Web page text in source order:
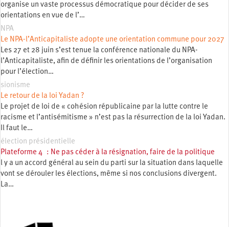
organise un vaste processus démocratique pour décider de ses
orientations en vue de l’…
NPA
Le NPA-l’Anticapitaliste adopte une orientation commune pour 2027
Les 27 et 28 juin s’est tenue la conférence nationale du NPA-
l’Anticapitaliste, afin de définir les orientations de l’organisation
pour l’élection…
sionisme
Le retour de la loi Yadan ?
Le projet de loi de « cohésion républicaine par la lutte contre le
racisme et l’antisémitisme » n’est pas la résurrection de la loi Yadan.
Il faut le…
élection présidentielle
Plateforme 4 : Ne pas céder à la résignation, faire de la politique
l y a un accord général au sein du parti sur la situation dans laquelle
vont se dérouler les élections, même si nos conclusions divergent.
La…